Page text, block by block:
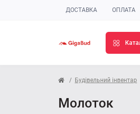
ДОСТАВКА ОПЛАТА
Будівельний інвентар
Молоток